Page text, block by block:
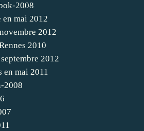
2008
mai 2012
2012
2010
2012
en mai 2011
2008